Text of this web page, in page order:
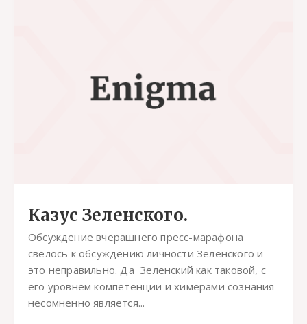
Казус Зеленского.
Обсуждение вчерашнего пресс-марафона
свелось к обсуждению личности Зеленского и
это неправильно. Да Зеленский как таковой, с
его уровнем компетенции и химерами сознания
несомненно является...